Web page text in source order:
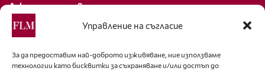
Управление на съгласие
За да предоставим най-доброто изживяване, ние използваме
технологии като бисквитки за съхраняване и/или достъп до
Декларация за поверителност
Политика за бисквитки
За контакти